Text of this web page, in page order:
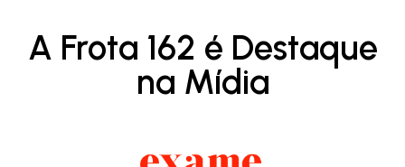
A Frota 162 é Destaque
na Mídia